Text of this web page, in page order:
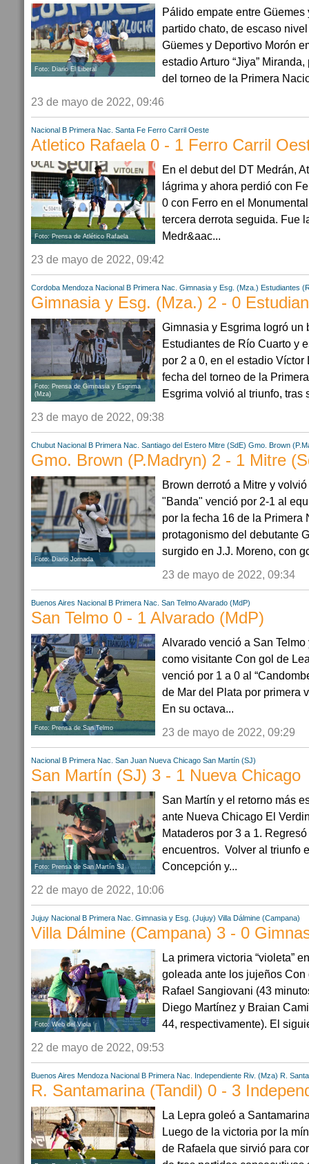
Foto: Diario El Liberal
Pálido empate entre
partido chato, de escaso
Güemes y Deportivo Morón
estadio Arturo “Jiya”
del torneo de la Primera
23 de mayo de 2022, 09:46
Nacional B Primera Nac. Santa Fe Ferro Carril Oeste
Atletico Rafaela 0 - 1 Ferro Carril
Foto: Prensa de Atlético Rafaela
En el debut del DT Medrán,
lágrima y ahora perdió con
0 con Ferro en el
tercera derrota seguida. Fue
Medr&aac...
23 de mayo de 2022, 09:42
Cordoba Mendoza Nacional B Primera Nac. Gimnasia y Esg. (Mza.) Estudiantes
Gimnasia y Esg. (Mza.) 2 - 0
Foto: Prensa de Gimnasia y Esgrima
(Mza)
Gimnasia y Esgrima logró un
Estudiantes de Río Cuarto y
por 2 a 0, en el estadio Víctor
fecha del torneo de la
Esgrima volvió al triunfo, tras
23 de mayo de 2022, 09:38
Chubut Nacional B Primera Nac. Santiago del Estero Mitre (SdE) Gmo. Brown
Gmo. Brown (P.Madryn) 2 - 1 Mitre
Foto: Diario Jornada
Brown derrotó a Mitre y
"Banda" venció por 2-1 al
por la fecha 16 de la Primera
protagonismo del debutante
surgido en J.J. Moreno, con
23 de mayo de 2022, 09:34
Buenos Aires Nacional B Primera Nac. San TelmoAlvarado (MdP)
San Telmo 0 - 1 Alvarado (MdP)
Foto: Prensa de San Telmo
Alvarado venció a San
como visitante Con gol de
venció por 1 a 0 al
de Mar del Plata por primera
En su octava...
23 de mayo de 2022, 09:29
Nacional B Primera Nac. San Juan Nueva Chicago San Martín (SJ)
San Martín (SJ) 3 - 1 Nueva Chicago
Foto: Prensa de San Martín SJ
San Martín y el retorno más
ante Nueva Chicago El
Mataderos por 3 a 1.
encuentros. Volver al triunfo
Concepción y...
22 de mayo de 2022, 10:06
Jujuy Nacional B Primera Nac. Gimnasia y Esg. (Jujuy) Villa Dálmine (Campana)
Villa Dálmine (Campana) 3 - 0
Foto: Web del Viola
La primera victoria “violeta”
goleada ante los jujeños
Rafael Sangiovani (43
Diego Martínez y Braian
44, respectivamente). El
22 de mayo de 2022, 09:53
Buenos Aires Mendoza Nacional B Primera Nac. Independiente Riv. (Mza) R.
R. Santamarina (Tandil) 0 - 3
La Lepra goleó a
Luego de la victoria por la
de Rafaela que sirvió para